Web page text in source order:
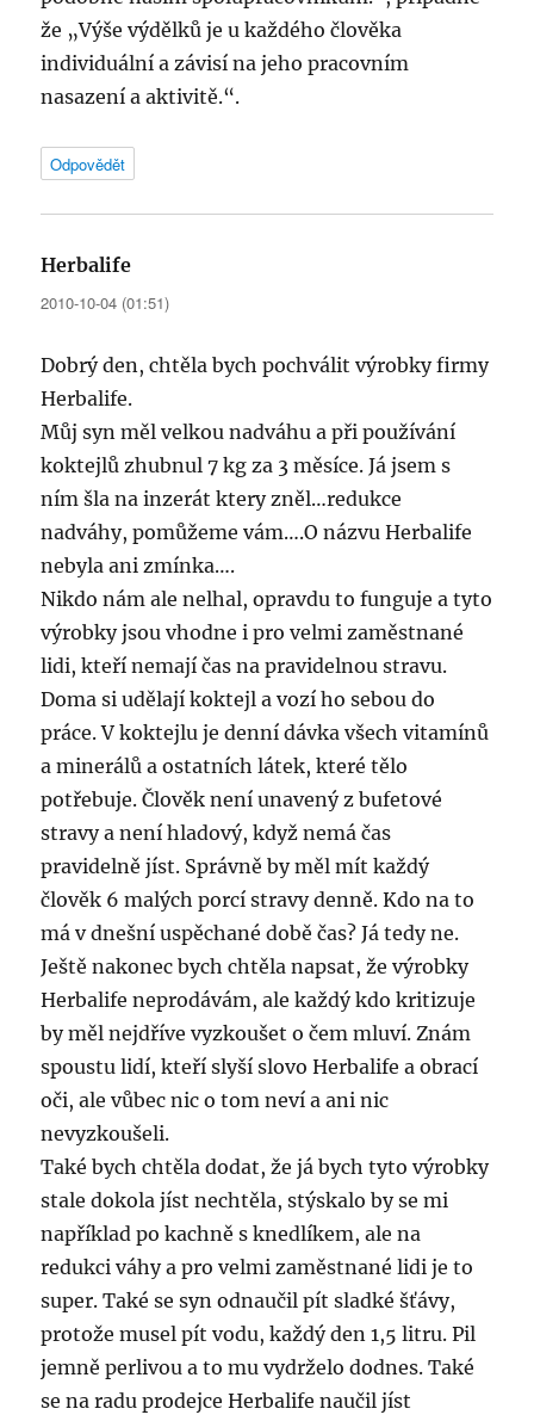
že „Výše výdělků je u každého člověka
individuální a závisí na jeho pracovním
nasazení a aktivitě.“.
Odpovědět
Herbalife
2010-10-04 (01:51)
Dobrý den, chtěla bych pochválit výrobky firmy
Herbalife.
Můj syn měl velkou nadváhu a při používání
koktejlů zhubnul 7 kg za 3 měsíce. Já jsem s
ním šla na inzerát ktery zněl…redukce
nadváhy, pomůžeme vám….O názvu Herbalife
nebyla ani zmínka….
Nikdo nám ale nelhal, opravdu to funguje a tyto
výrobky jsou vhodne i pro velmi zaměstnané
lidi, kteří nemají čas na pravidelnou stravu.
Doma si udělají koktejl a vozí ho sebou do
práce. V koktejlu je denní dávka všech vitamínů
a minerálů a ostatních látek, které tělo
potřebuje. Člověk není unavený z bufetové
stravy a není hladový, když nemá čas
pravidelně jíst. Správně by měl mít každý
člověk 6 malých porcí stravy denně. Kdo na to
má v dnešní uspěchané době čas? Já tedy ne.
Ještě nakonec bych chtěla napsat, že výrobky
Herbalife neprodávám, ale každý kdo kritizuje
by měl nejdříve vyzkoušet o čem mluví. Znám
spoustu lidí, kteří slyší slovo Herbalife a obrací
oči, ale vůbec nic o tom neví a ani nic
nevyzkoušeli.
Také bych chtěla dodat, že já bych tyto výrobky
stale dokola jíst nechtěla, stýskalo by se mi
například po kachně s knedlíkem, ale na
redukci váhy a pro velmi zaměstnané lidi je to
super. Také se syn odnaučil pít sladké šťávy,
protože musel pít vodu, každý den 1,5 litru. Pil
jemně perlivou a to mu vydrželo dodnes. Také
se na radu prodejce Herbalife naučil jíst